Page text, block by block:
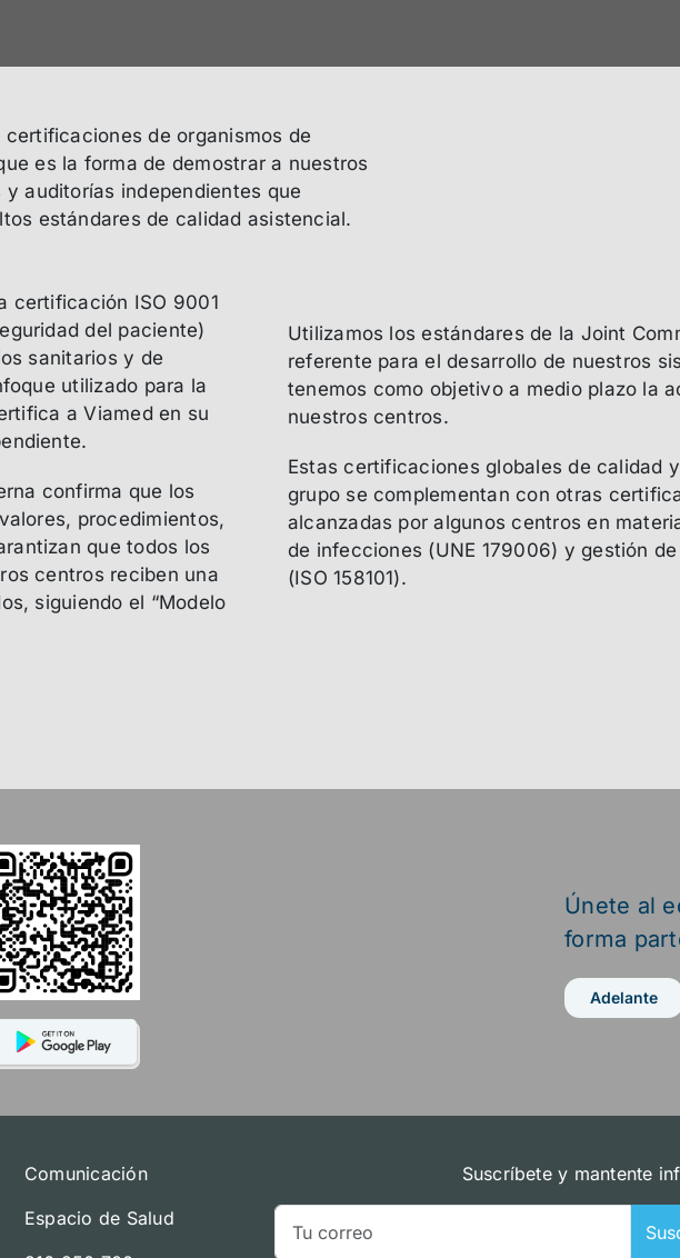
de organismos de
es la forma de demostrar a nuestros
auditorías independientes que
estándares de calidad asistencial.
certificación ISO 9001
del paciente)
sanitarios y de
utilizado para la
a Viamed en su
confirma que los
procedimientos,
que todos los
centros reciben una
siguiendo el “Modelo
Utilizamos los estándares de la Joint
referente para el desarrollo de nuestros
tenemos como objetivo a medio plazo la
nuestros centros.
Estas certificaciones globales de calidad
grupo se complementan con otras
alcanzadas por algunos centros en
de infecciones (UNE 179006) y gestión
(ISO 158101).
Únete al
forma
Adelante
Comunicación
Espacio de Salud
Suscríbete y mantente